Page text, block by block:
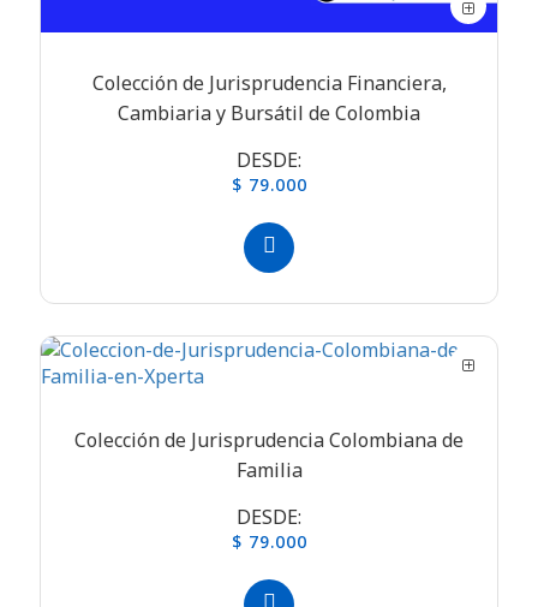
Colección de Jurisprudencia Financiera,
Cambiaria y Bursátil de Colombia
DESDE:
$ 79.000
Colección de Jurisprudencia Colombiana de
Familia
DESDE:
$ 79.000